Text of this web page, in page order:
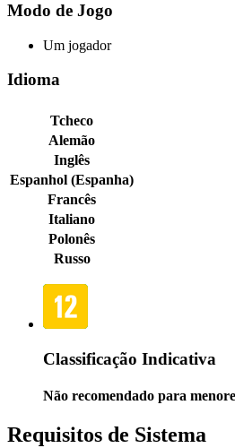
Modo de Jogo
Um jogador
Idioma
Tcheco
Alemão
Inglês
Espanhol (Espanha)
Francês
Italiano
Polonês
Russo
Classificação Indicativa
Não recomendado para
Requisitos de Sistema